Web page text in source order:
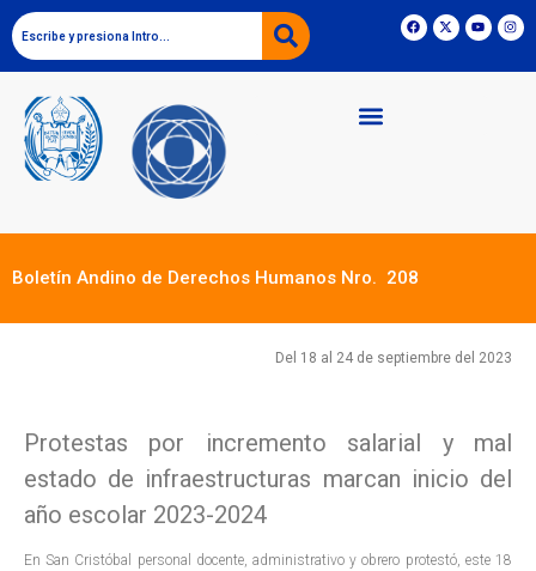
Boletín Andino de Derechos Humanos Nro. 208
Del 18 al 24 de septiembre del 2023
Protestas por incremento salarial y mal
estado de infraestructuras marcan inicio del
año escolar 2023-2024
En San Cristóbal personal docente, administrativo y obrero protestó, este 18